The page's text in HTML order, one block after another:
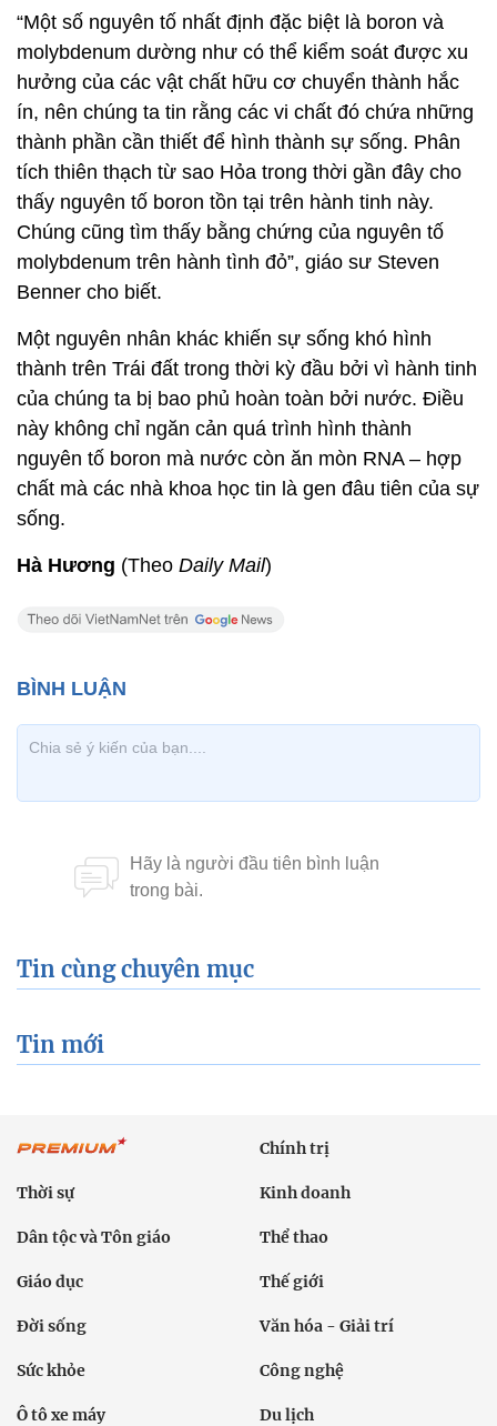
“Một số nguyên tố nhất định đặc biệt là boron và
molybdenum dường như có thể kiểm soát được xu
hưởng của các vật chất hữu cơ chuyển thành hắc
ín, nên chúng ta tin rằng các vi chất đó chứa những
thành phần cần thiết để hình thành sự sống. Phân
tích thiên thạch từ sao Hỏa trong thời gần đây cho
thấy nguyên tố boron tồn tại trên hành tinh này.
Chúng cũng tìm thấy bằng chứng của nguyên tố
molybdenum trên hành tình đỏ”, giáo sư Steven
Benner cho biết.
Một nguyên nhân khác khiến sự sống khó hình
thành trên Trái đất trong thời kỳ đầu bởi vì hành tinh
của chúng ta bị bao phủ hoàn toàn bởi nước. Điều
này không chỉ ngăn cản quá trình hình thành
nguyên tố boron mà nước còn ăn mòn RNA – hợp
chất mà các nhà khoa học tin là gen đâu tiên của sự
sống.
Hà Hương (Theo Daily Mail)
Tin cùng chuyên mục
Tin mới
Chính trị
Thời sự Kinh doanh
Dân tộc và Tôn giáo Thể thao
Giáo dục Thế giới
Đời sống Văn hóa - Giải trí
Sức khỏe Công nghệ
Ô tô xe máy Du lịch